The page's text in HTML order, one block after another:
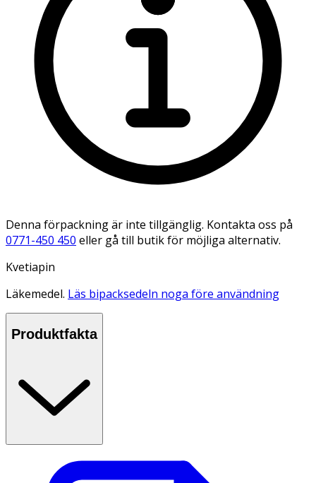
Denna förpackning är inte tillgänglig. Kontakta oss på
0771-450 450 eller gå till butik för möjliga alternativ.
Kvetiapin
Läkemedel. Läs bipacksedeln noga före användning
Produktfakta